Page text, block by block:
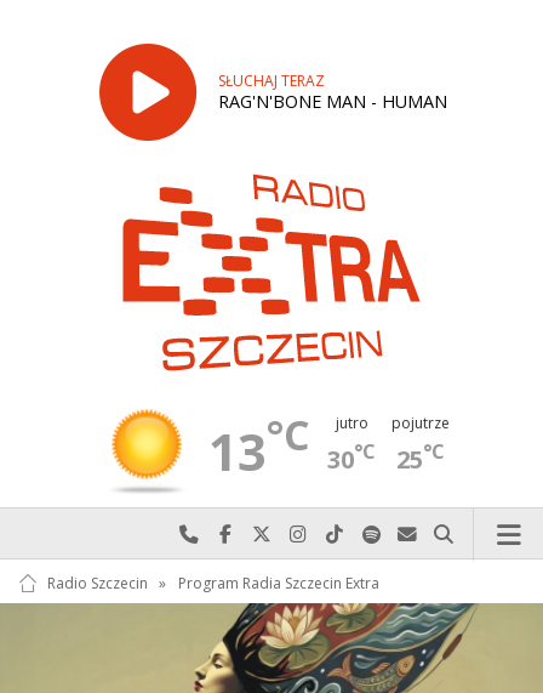
SŁUCHAJ TERAZ
RAG'N'BONE MAN - HUMAN
13°C jutro
30°C
pojutrze
25°C
Najlepiej po prostu do nas zadzwoń
Odwiedź nas na Facebook-u
Odwiedź nas na X
Odwiedź nas na Instagram-ie
Odwiedź nas na TikTok-u
Szukaj nas na Spotify
Wyślij do nas
Szukaj
Radio Szczecin » Program Radia Szczecin Extra